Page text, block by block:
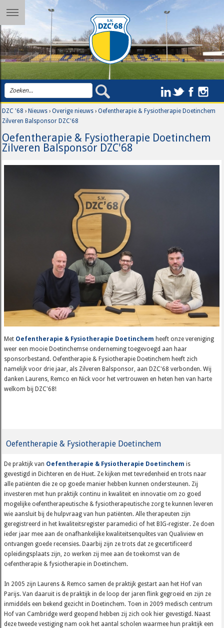
DZC '68 ›Nieuws ›Overige nieuws ›Oefentherapie & Fysiotherapie Doetinchem
Zilveren Balsponsor DZC'68
Oefentherapie & Fysiotherapie Doetinchem
Zilveren Balsponsor DZC'68
Met Oefentherapie & Fysiotherapie Doetinchem heeft onze vereniging
weer een mooie Doetinchemse onderneming toegevoegd aan haar
sponsorbestand. Oefentherapie & Fysiotherapie Doetinchem heeft zich
namelijk voor drie jaar, als Zilveren Balsponsor, aan DZC'68 verbonden. Wij
danken Laurens, Remco en Nick voor het vertrouwen en heten hen van harte
welkom bij DZC'68!
Oefentherapie & Fysiotherapie Doetinchem
De praktijk van Oefentherapie & Fysiotherapie Doetinchem is
gevestigd in Dichteren en de Huet. Ze kijken met tevredenheid en trots naar
alle patiënten die ze op goede manier hebben kunnen ondersteunen. Zij
investeren met hun praktijk continu in kwaliteit en innovatie om zo goed
mogelijke oefentherapeutische & fysiotherapeutische zorg te kunnen leveren
wie aansluit bij de hulpvraag van hun patiënten. Alle therapeuten zijn
geregistreerd in het kwaliteitsregister paramedici of het BIG-register. Ze doen
ieder jaar mee aan de onafhankelijke kwaliteitsenquêtes van Qualiview en
ontvangen goede recensies. Daarbij zijn ze trots dat ze gecertificeerd
opleidingsplaats zijn, zo werken zij mee aan de toekomst van de
oefentherapie & fysiotherapie in Doetinchem.
In 2005 zijn Laurens & Remco samen de praktijk gestart aan het Hof van
Parijs. Van daaruit is de praktijk in de loop der jaren flink gegroeid en zijn ze
inmiddels een bekend gezicht in Doetinchem. Toen in 2009 medisch centrum
Hof van Cambridge werd geopend hebben zij zich ook hier gevestigd. Naast
deze tweede vestiging nam ook het aantal scholen waarmee hun praktijk een